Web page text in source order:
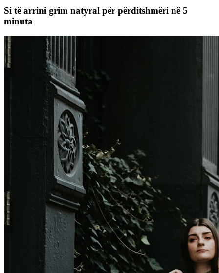
Si të arrini grim natyral për përditshmëri në 5
minuta